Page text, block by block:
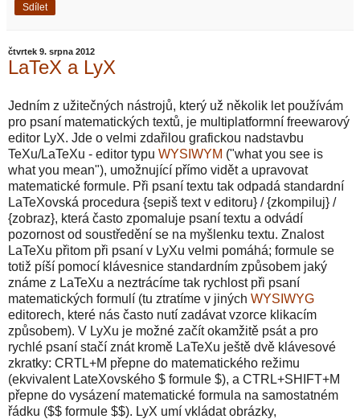
Sdílet
čtvrtek 9. srpna 2012
LaTeX a LyX
Jedním z užitečných nástrojů, který už několik let používám
pro psaní matematických textů, je multiplatformní freewarový
editor LyX. Jde o velmi zdařilou grafickou nadstavbu
TeXu/LaTeXu - editor typu WYSIWYM ("what you see is
what you mean"), umožnující přímo vidět a upravovat
matematické formule. Při psaní textu tak odpadá standardní
LaTeXovská procedura {sepiš text v editoru} / {zkompiluj} /
{zobraz}, která často zpomaluje psaní textu a odvádí
pozornost od soustředění se na myšlenku textu. Znalost
LaTeXu přitom při psaní v LyXu velmi pomáhá; formule se
totiž píší pomocí klávesnice standardním způsobem jaký
známe z LaTeXu a neztrácíme tak rychlost při psaní
matematických formulí (tu ztratíme v jiných WYSIWYG
editorech, které nás často nutí zadávat vzorce klikacím
způsobem). V LyXu je možné začít okamžitě psát a pro
rychlé psaní stačí znát kromě LaTeXu ještě dvě klávesové
zkratky: CRTL+M přepne do matematického režimu
(ekvivalent LateXovského $ formule $), a CTRL+SHIFT+M
přepne do vysázení matematické formula na samostatném
řádku ($$ formule $$). LyX umí vkládat obrázky,